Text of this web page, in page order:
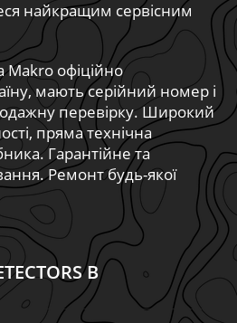
найкращим сервісним
Makro офіційно
мають серійний номер і
перевірку. Широкий
пряма технічна
Гарантійне та
Ремонт будь-якої
В